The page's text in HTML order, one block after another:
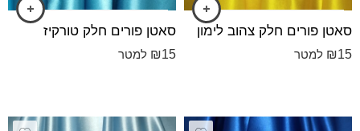
סאטן פורים חלק צהוב לימון
₪15 למטר
סאטן פורים חלק טורקיז
₪15 למטר